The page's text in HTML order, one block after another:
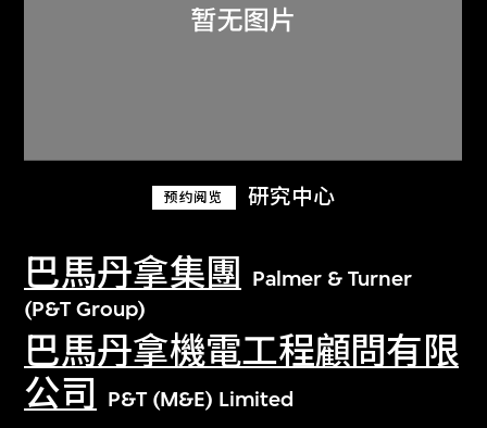
预约阅览 研究中心
巴馬丹拿集團
Palmer & Turner
(P&T Group)
巴馬丹拿機電工程顧問有限
公司
P&T (M&E) Limited
关于M+藏品
探索世界顶级的二十及二十一世纪视觉
文化藏品。